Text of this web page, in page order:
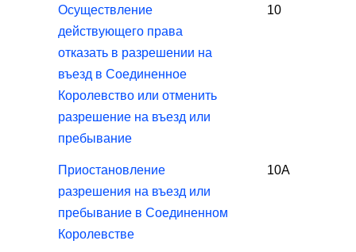
Осуществление
действующего права
отказать в разрешении на
въезд в Соединенное
Королевство или отменить
разрешение на въезд или
пребывание
10
Приостановление
разрешения на въезд или
пребывание в Соединенном
Королевстве
10А